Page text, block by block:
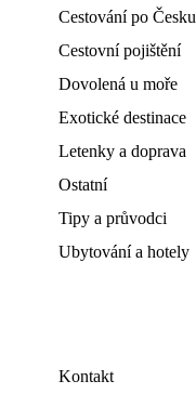
Cestování po Česku
Cestovní pojištění
Dovolená u moře
Exotické destinace
Letenky a doprava
Ostatní
Tipy a průvodci
Ubytování a hotely
Kontakt